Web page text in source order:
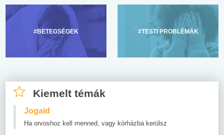
#BETEGSÉGEK #TESTI PROBLÉMÁK
Kiemelt témák
Jogaid
Ha orvoshoz kell menned, vagy kórházba kerülsz